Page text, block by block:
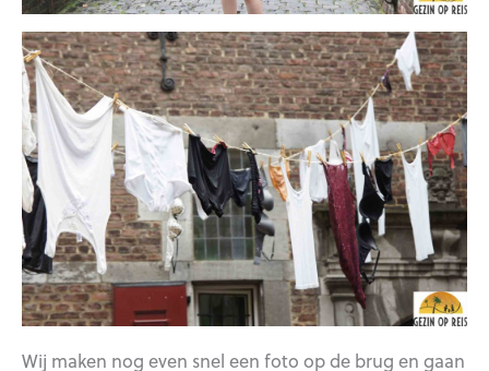
Wij maken nog even snel een foto op de brug en gaan